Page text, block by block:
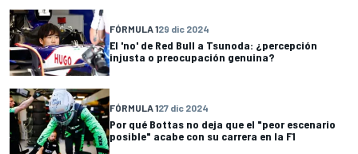
FÓRMULA 129 dic 2024
El 'no' de Red Bull a Tsunoda: ¿percepción
injusta o preocupación genuina?
FÓRMULA 127 dic 2024
Por qué Bottas no deja que el "peor escenario
posible" acabe con su carrera en la F1